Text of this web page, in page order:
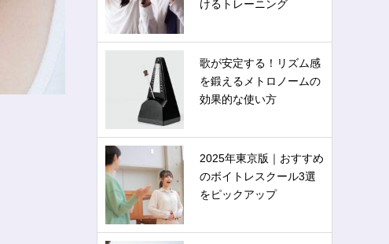
けるトレーニング
歌が安定する！リズム感
を鍛えるメトロノームの
効果的な使い方
2025年東京版｜おすすめ
のボイトレスクール3選
をピックアップ